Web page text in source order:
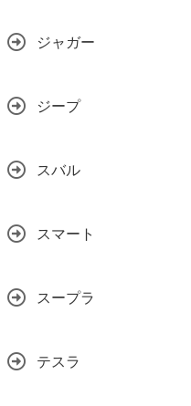
ジャガー
ジープ
スバル
スマート
スープラ
テスラ